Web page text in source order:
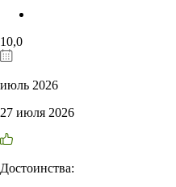
10,0
июль 2026
27 июля 2026
Достоинства: